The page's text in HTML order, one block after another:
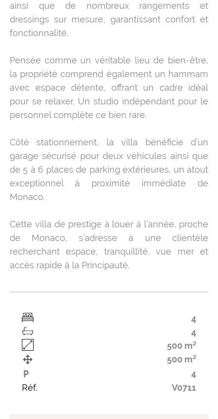
ainsi que de nombreux rangements et
dressings sur mesure, garantissant confort et
fonctionnalité.
Pensée comme un véritable lieu de bien-être,
la propriété comprend également un hammam
avec espace détente, offrant un cadre idéal
pour se relaxer. Un studio indépendant pour le
personnel complète ce bien rare.
Côté stationnement, la villa bénéficie d’un
garage sécurisé pour deux véhicules ainsi que
de 5 à 6 places de parking extérieures, un atout
exceptionnel à proximité immédiate de
Monaco.
Cette villa de prestige à louer à l’année, proche
de Monaco, s’adresse à une clientèle
recherchant espace, tranquillité, vue mer et
accès rapide à la Principauté.
4
4
500 m²
500 m²
4
Réf.
V0711